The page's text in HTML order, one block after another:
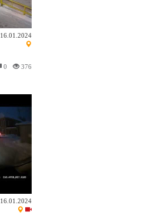
16.01.2024
376
0
16.01.2024